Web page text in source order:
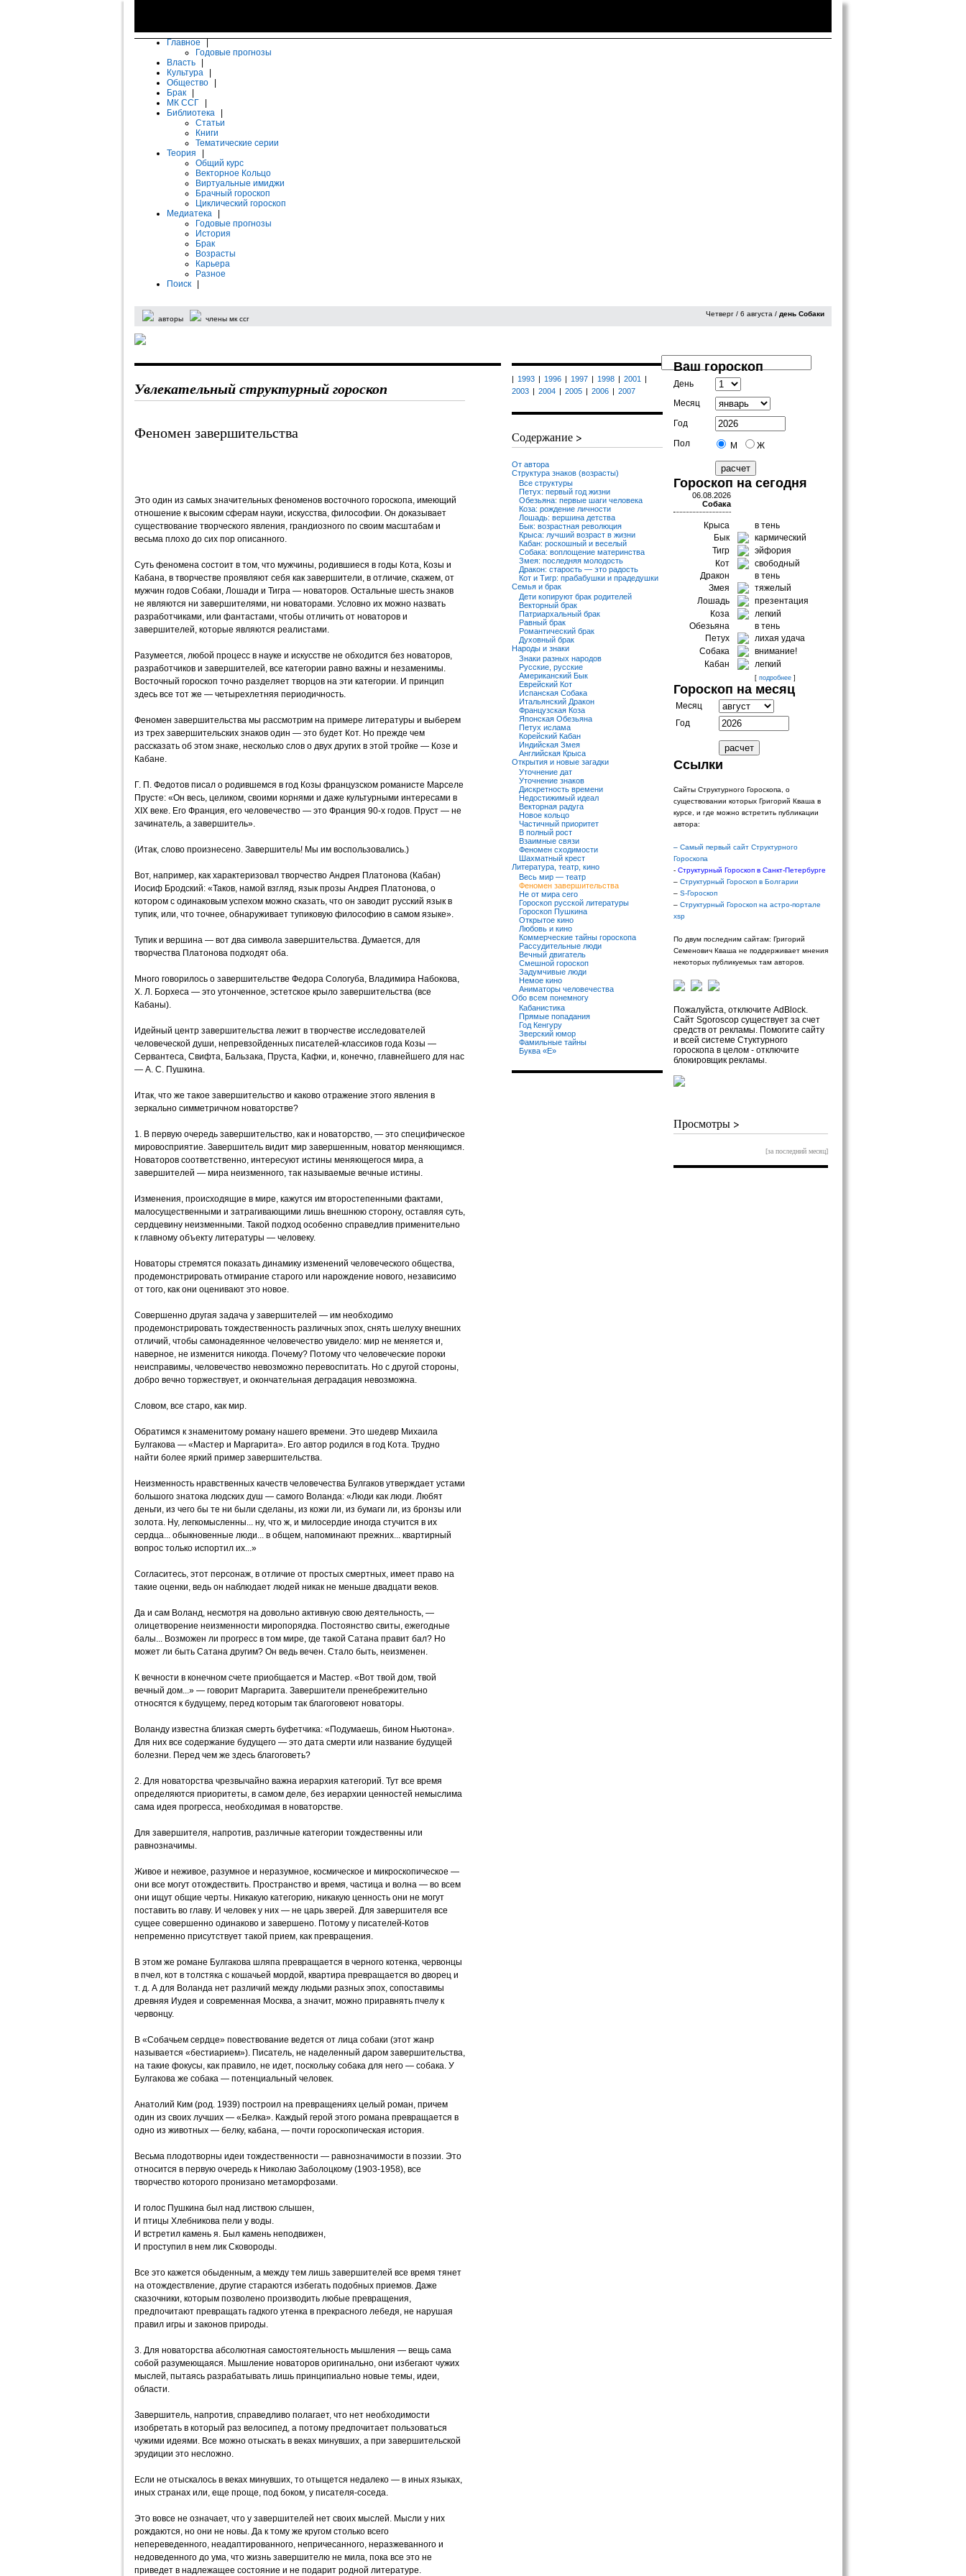
Главное
Годовые прогнозы
Власть
Культура
Общество
Брак
МК ССГ
Библиотека
Статьи
Книги
Тематические серии
Теория
Общий курс
Векторное Кольцо
Виртуальные имиджи
Брачный гороскоп
Циклический гороскоп
Медиатека
Годовые прогнозы
История
Брак
Возрасты
Карьера
Разное
Поиск
авторы члены мк ссг
Четверг / 6 августа / день Собаки
Увлекательный структурный гороскоп
Феномен завершительства
Это один из самых значительных феноменов восточного гороскопа, имеющий
отношение к высоким сферам науки, искусства, философии. Он доказывает
существование творческого явления, грандиозного по своим масштабам и
весьма плохо до сих пор описанного.
Суть феномена состоит в том, что мужчины, родившиеся в годы Кота, Козы и
Кабана, в творчестве проявляют себя как завершители, в отличие, скажем, от
мужчин годов Собаки, Лошади и Тигра — новаторов. Остальные шесть знаков
не являются ни завершителями, ни новаторами. Условно их можно назвать
разработчиками, или фантастами, чтобы отличить от новаторов и
завершителей, которые являются реалистами.
Разумеется, любой процесс в науке и искусстве не обходится без новаторов,
разработчиков и завершителей, все категории равно важны и незаменимы.
Восточный гороскоп точно разделяет творцов на эти категории. И принцип
здесь все тот же — четырехлетняя периодичность.
Феномен завершительства мы рассмотрим на примере литературы и выберем
из трех завершительских знаков один — это будет Кот. Но прежде чем
рассказать об этом знаке, несколько слов о двух других в этой тройке — Козе и
Кабане.
Г. П. Федотов писал о родившемся в год Козы французском романисте Марселе
Прусте: «Он весь, целиком, своими корнями и даже культурными интересами в
XIX веке. Его Франция, его человечество — это Франция 90-х годов. Пруст — не
зачинатель, а завершитель».
(Итак, слово произнесено. Завершитель! Мы им воспользовались.)
Вот, например, как характеризовал творчество Андрея Платонова (Кабан)
Иосиф Бродский: «Таков, намой взгляд, язык прозы Андрея Платонова, о
котором с одинаковым успехом можно сказать, что он заводит русский язык в
тупик, или, что точнее, обнаруживает тупиковую философию в самом языке».
Тупик и вершина — вот два символа завершительства. Думается, для
творчества Платонова подходят оба.
Много говорилось о завершительстве Федора Сологуба, Владимира Набокова,
X. Л. Борхеса — это утонченное, эстетское крыло завершительства (все
Кабаны).
Идейный центр завершительства лежит в творчестве исследователей
человеческой души, непревзойденных писателей-классиков года Козы —
Сервантеса, Свифта, Бальзака, Пруста, Кафки, и, конечно, главнейшего для нас
— А. С. Пушкина.
Итак, что же такое завершительство и каково отражение этого явления в
зеркально симметричном новаторстве?
1. В первую очередь завершительство, как и новаторство, — это специфическое
мировосприятие. Завершитель видит мир завершенным, новатор меняющимся.
Новаторов соответственно, интересуют истины меняющегося мира, а
завершителей — мира неизменного, так называемые вечные истины.
Изменения, происходящие в мире, кажутся им второстепенными фактами,
малосущественными и затрагивающими лишь внешнюю сторону, оставляя суть,
сердцевину неизменными. Такой подход особенно справедлив применительно
к главному объекту литературы — человеку.
Новаторы стремятся показать динамику изменений человеческого общества,
продемонстрировать отмирание старого или нарождение нового, независимо
от того, как они оценивают это новое.
Совершенно другая задача у завершителей — им необходимо
продемонстрировать тождественность различных эпох, снять шелуху внешних
отличий, чтобы самонадеянное человечество увидело: мир не меняется и,
наверное, не изменится никогда. Почему? Потому что человеческие пороки
неисправимы, человечество невозможно перевоспитать. Но с другой стороны,
добро вечно торжествует, и окончательная деградация невозможна.
Словом, все старо, как мир.
Обратимся к знаменитому роману нашего времени. Это шедевр Михаила
Булгакова — «Мастер и Маргарита». Его автор родился в год Кота. Трудно
найти более яркий пример завершительства.
Неизменность нравственных качеств человечества Булгаков утверждает устами
большого знатока людских душ — самого Воланда: «Люди как люди. Любят
деньги, из чего бы те ни были сделаны, из кожи ли, из бумаги ли, из бронзы или
золота. Ну, легкомысленны... ну, что ж, и милосердие иногда стучится в их
сердца... обыкновенные люди... в общем, напоминают прежних... квартирный
вопрос только испортил их...»
Согласитесь, этот персонаж, в отличие от простых смертных, имеет право на
такие оценки, ведь он наблюдает людей никак не меньше двадцати веков.
Да и сам Воланд, несмотря на довольно активную свою деятельность, —
олицетворение неизменности миропорядка. Постоянство свиты, ежегодные
балы... Возможен ли прогресс в том мире, где такой Сатана правит бал? Но
может ли быть Сатана другим? Он ведь вечен. Стало быть, неизменен.
К вечности в конечном счете приобщается и Мастер. «Вот твой дом, твой
вечный дом...» — говорит Маргарита. Завершители пренебрежительно
относятся к будущему, перед которым так благоговеют новаторы.
Воланду известна близкая смерть буфетчика: «Подумаешь, бином Ньютона».
Для них все содержание будущего — это дата смерти или название будущей
болезни. Перед чем же здесь благоговеть?
2. Для новаторства чрезвычайно важна иерархия категорий. Тут все время
определяются приоритеты, в самом деле, без иерархии ценностей немыслима
сама идея прогресса, необходимая в новаторстве.
Для завершителя, напротив, различные категории тождественны или
равнозначимы.
Живое и неживое, разумное и неразумное, космическое и микроскопическое —
они все могут отождествить. Пространство и время, частица и волна — во всем
они ищут общие черты. Никакую категорию, никакую ценность они не могут
поставить во главу. И человек у них — не царь зверей. Для завершителя все
сущее совершенно одинаково и завершено. Потому у писателей-Котов
непременно присутствует такой прием, как превращения.
В этом же романе Булгакова шляпа превращается в черного котенка, червонцы
в пчел, кот в толстяка с кошачьей мордой, квартира превращается во дворец и
т. д. А для Воланда нет различий между людьми разных эпох, сопоставимы
древняя Иудея и современная Москва, а значит, можно приравнять пчелу к
червонцу.
В «Собачьем сердце» повествование ведется от лица собаки (этот жанр
называется «бестиарием»). Писатель, не наделенный даром завершительства,
на такие фокусы, как правило, не идет, поскольку собака для него — собака. У
Булгакова же собака — потенциальный человек.
Анатолий Ким (род. 1939) построил на превращениях целый роман, причем
один из своих лучших — «Белка». Каждый герой этого романа превращается в
одно из животных — белку, кабана, — почти гороскопическая история.
Весьма плодотворны идеи тождественности — равнозначимости в поэзии. Это
относится в первую очередь к Николаю Заболоцкому (1903-1958), все
творчество которого пронизано метаморфозами.
И голос Пушкина был над листвою слышен,
И птицы Хлебникова пели у воды.
И встретил камень я. Был камень неподвижен,
И проступил в нем лик Сковороды.
Все это кажется обыденным, а между тем лишь завершителей все время тянет
на отождествление, другие стараются избегать подобных приемов. Даже
сказочники, которым позволено производить любые превращения,
предпочитают превращать гадкого утенка в прекрасного лебедя, не нарушая
правил игры и законов природы.
3. Для новаторства абсолютная самостоятельность мышления — вещь сама
собой разумеющаяся. Мышление новаторов оригинально, они избегают чужих
мыслей, пытаясь разрабатывать лишь принципиально новые темы, идеи,
области.
Завершитель, напротив, справедливо полагает, что нет необходимости
изобретать в который раз велосипед, а потому предпочитает пользоваться
чужими идеями. Все можно отыскать в веках минувших, а при завершительской
эрудиции это несложно.
Если не отыскалось в веках минувших, то отыщется недалеко — в иных языках,
иных странах или, еще проще, под боком, у писателя-соседа.
Это вовсе не означает, что у завершителей нет своих мыслей. Мысли у них
рождаются, но они не новы. Да к тому же кругом столько всего
непереведенного, неадаптированного, непричесанного, неразжеванного и
недоведенного до ума, что жизнь завершителю не мила, пока все это не
приведет в надлежащее состояние и не подарит родной литературе.
| 1993 | 1996 | 1997 | 1998 | 2001
|
2003 | 2004 | 2005 | 2006 | 2007
Содержание >
От автора
Структура знаков (возрасты)
Все структуры
Петух: первый год жизни
Обезьяна: первые шаги человека
Коза: рождение личности
Лошадь: вершина детства
Бык: возрастная революция
Крыса: лучший возраст в жизни
Кабан: роскошный и веселый
Собака: воплощение материнства
Змея: последняя молодость
Дракон: старость — это радость
Кот и Тигр: прабабушки и прадедушки
Семья и брак
Дети копируют брак родителей
Векторный брак
Патриархальный брак
Равный брак
Романтический брак
Духовный брак
Народы и знаки
Знаки разных народов
Русские, русские
Американский Бык
Еврейский Кот
Испанская Собака
Итальянский Дракон
Французская Коза
Японская Обезьяна
Петух ислама
Корейский Кабан
Индийская Змея
Английская Крыса
Открытия и новые загадки
Уточнение дат
Уточнение знаков
Дискретность времени
Недостижимый идеал
Векторная радуга
Новое кольцо
Частичный приоритет
В полный рост
Взаимные связи
Феномен сходимости
Шахматный крест
Литература, театр, кино
Весь мир — театр
Феномен завершительства
Не от мира сего
Гороскоп русской литературы
Гороскоп Пушкина
Открытое кино
Любовь и кино
Коммерческие тайны гороскопа
Рассудительные люди
Вечный двигатель
Смешной гороскоп
Задумчивые люди
Немое кино
Аниматоры человечества
Обо всем понемногу
Кабанистика
Прямые попадания
Год Кенгуру
Зверский юмор
Фамильные тайны
Буква «Е»
Ваш гороскоп
День
Месяц
Год
Пол
М Ж
Гороскоп на сегодня
06.08.2026
Собака
Крыса
в тень
Бык
кармический
Тигр
эйфория
Кот
свободный
Дракон
в тень
Змея
тяжелый
Лошадь
презентация
Коза
легкий
Обезьяна
в тень
Петух
лихая удача
Собака
внимание!
Кабан
легкий
[ подробнее ]
Гороскоп на месяц
Месяц
Год
Ссылки
Сайты Структурного Гороскопа, о
существовании которых Григорий Кваша в
курсе, и где можно встретить публикации
автора:
– Самый первый сайт Структурного
Гороскопа
- Структурный Гороскоп в Санкт-Петербурге
– Структурный Гороскоп в Болгарии
– S-Гороскоп
– Структурный Гороскоп на астро-портале
xsp
По двум последним сайтам: Григорий
Семенович Кваша не поддерживает мнения
некоторых публикуемых там авторов.
Пожалуйста, отключите AdBlock.
Сайт Sgoroscop существует за счет
средств от рекламы. Помогите сайту
и всей системе Стуктурного
гороскопа в целом - отключите
блокировщик рекламы.
Просмотры >
[за последний месяц]